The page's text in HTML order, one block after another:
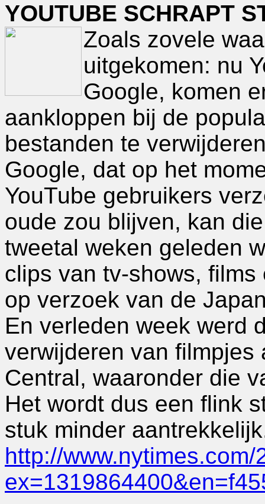
YOUTUBE SCHRAPT
Zoals zovele
uitgekomen: nu
Google, komen
aankloppen bij de
bestanden te
Google, dat op het
YouTube gebruikers
oude zou blijven, kan
tweetal weken geleden
clips van tv-shows,
op verzoek van de
En verleden week werd
verwijderen van filmpjes
Central, waaronder die
Het wordt dus een flink
stuk minder
http://